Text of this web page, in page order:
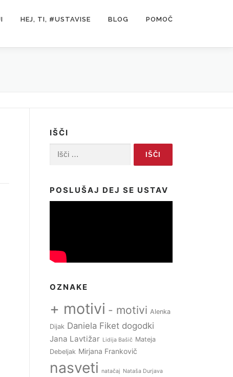
HEJ, TI, #USTAVISE BLOG POMOČ
IŠČI
Išči:
POSLUŠAJ DEJ SE USTAV
OZNAKE
+ motivi - motivi Alenka
Dijak Daniela Fiket dogodki
Jana Lavtižar Lidija Bašič Mateja
Debeljak Mirjana Frankovič
nasveti natačaj Nataša Durjava